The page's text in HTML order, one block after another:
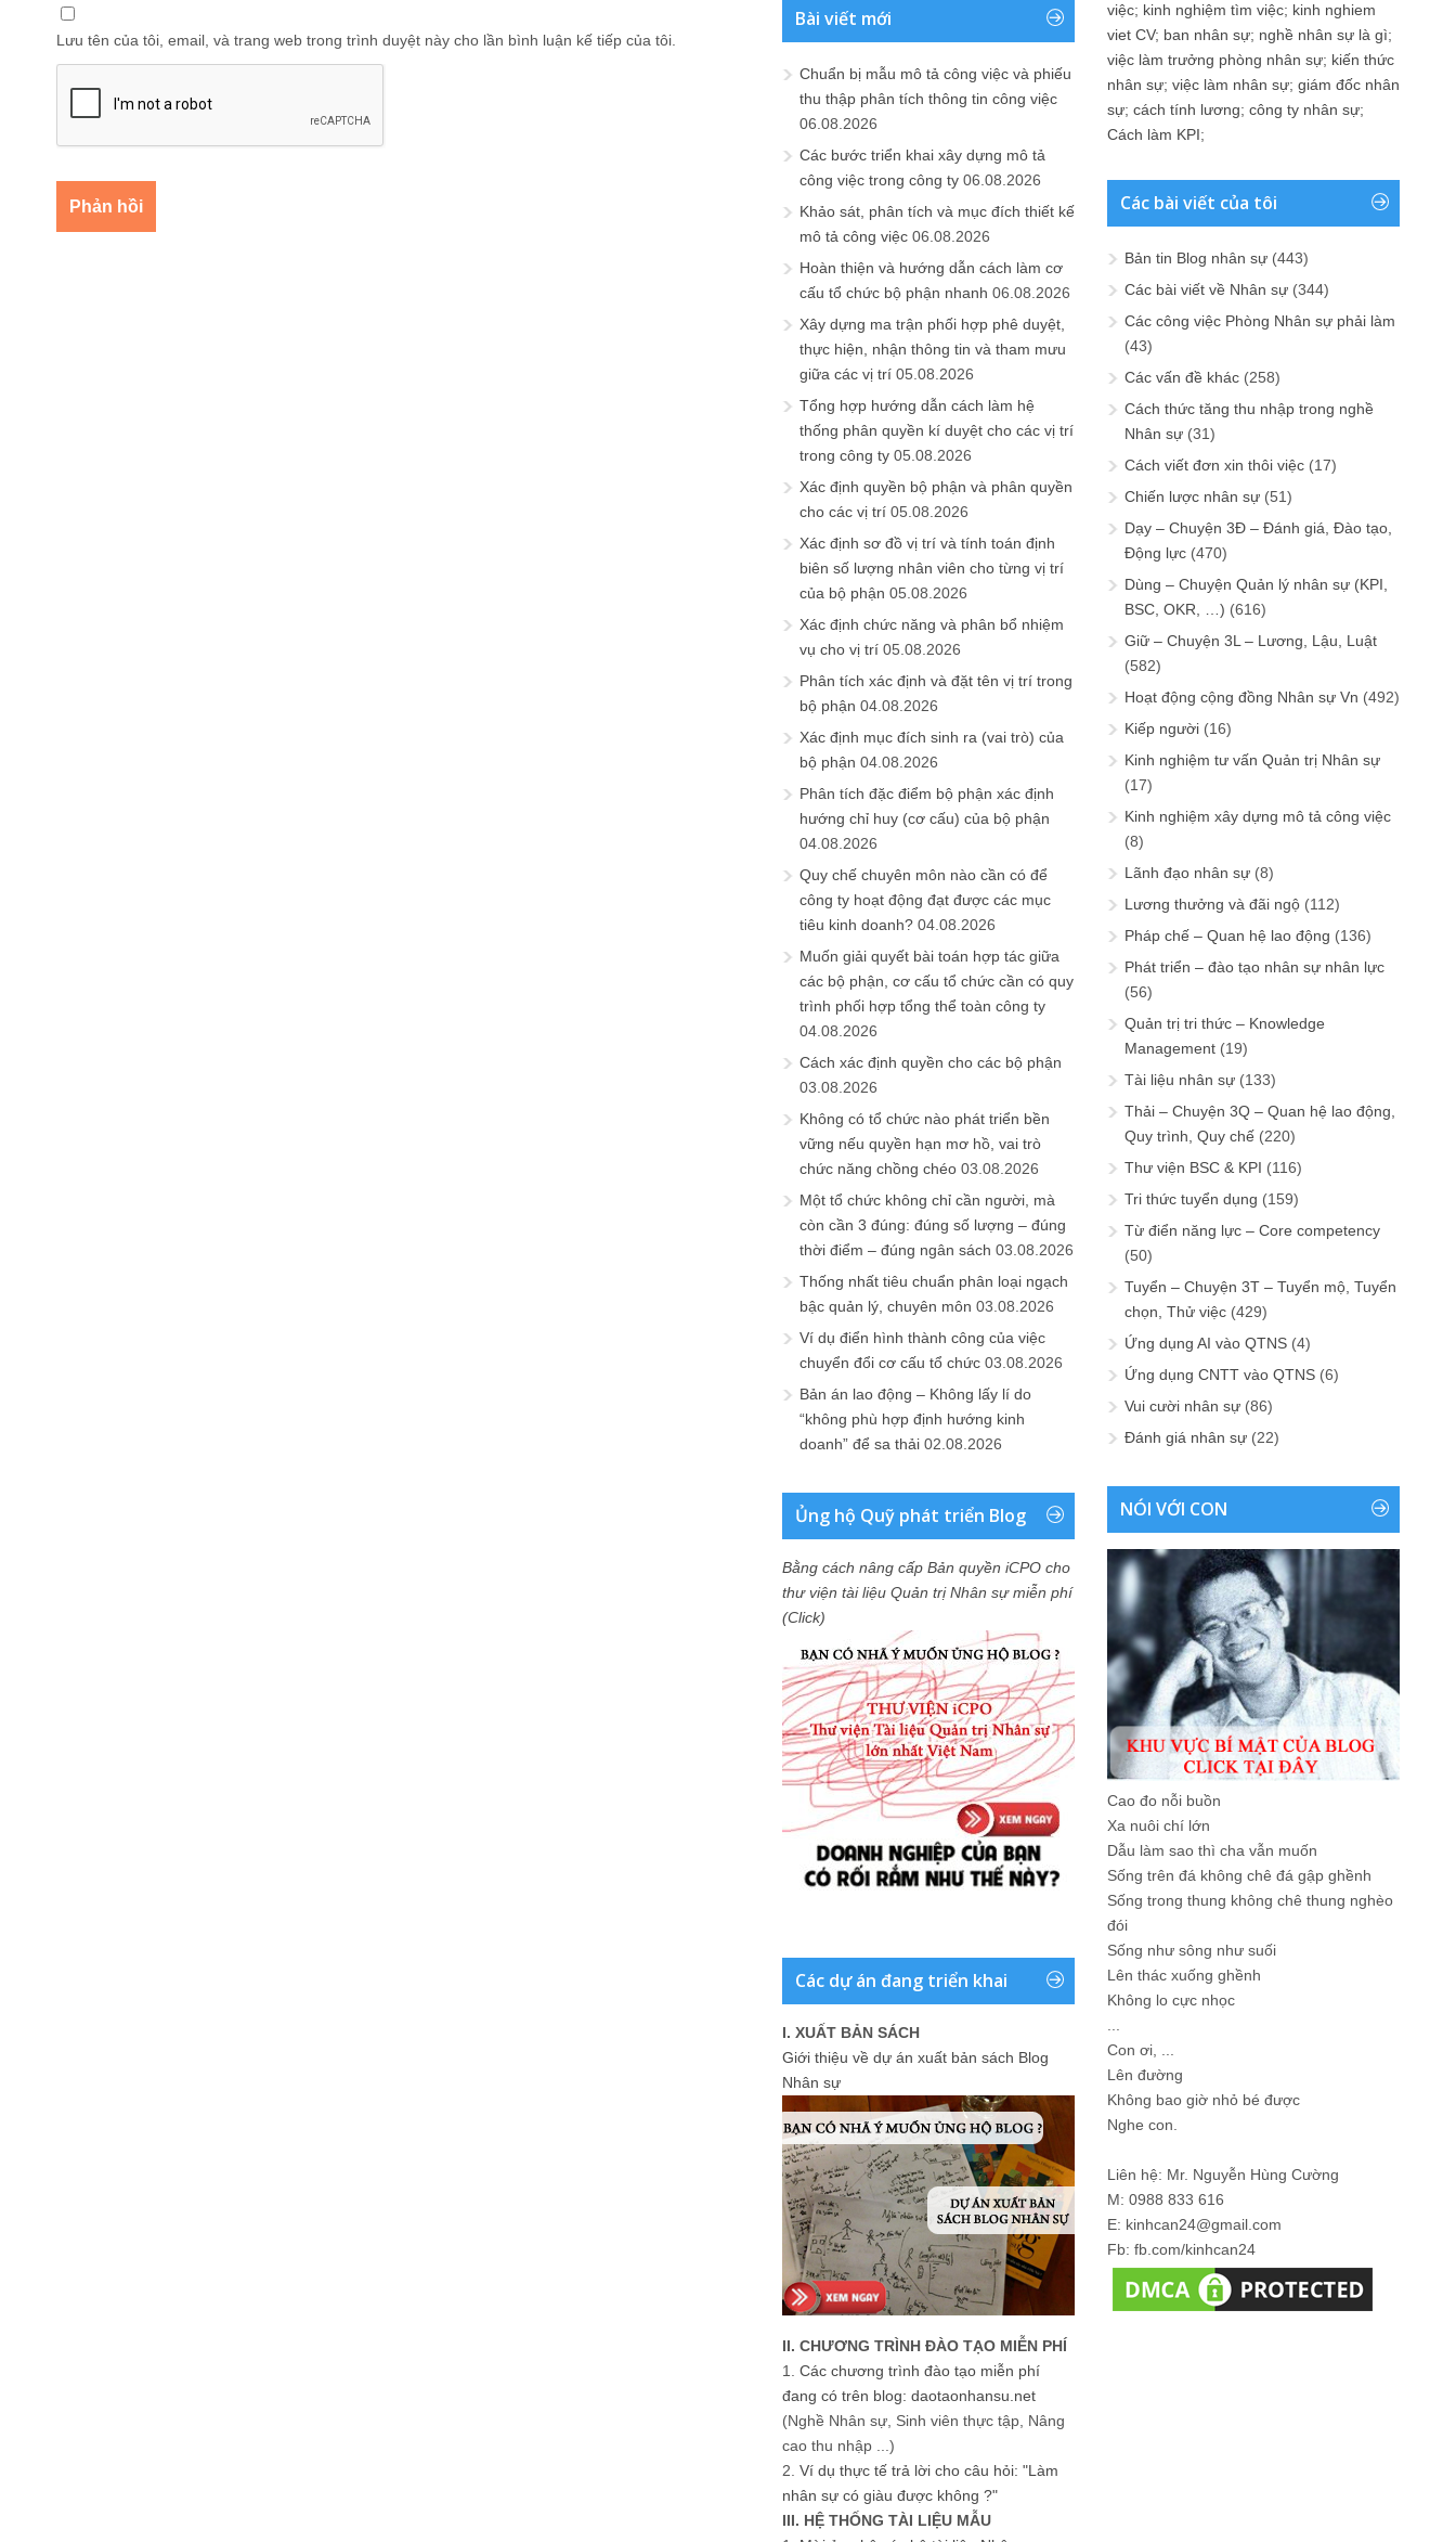
Lưu tên của tôi, email, và trang web trong trình duyệt này cho lần bình luận kế tiếp của tôi.
Bài viết mới
Chuẩn bị mẫu mô tả công việc và phiếu
thu thập phân tích thông tin công việc
06.08.2026
Các bước triển khai xây dựng mô tả
công việc trong công ty 06.08.2026
Khảo sát, phân tích và mục đích thiết kế
mô tả công việc 06.08.2026
Hoàn thiện và hướng dẫn cách làm cơ
cấu tổ chức bộ phận nhanh 06.08.2026
Xây dựng ma trận phối hợp phê duyệt,
thực hiện, nhận thông tin và tham mưu
giữa các vị trí 05.08.2026
Tổng hợp hướng dẫn cách làm hệ
thống phân quyền kí duyệt cho các vị trí
trong công ty 05.08.2026
Xác định quyền bộ phận và phân quyền
cho các vị trí 05.08.2026
Xác định sơ đồ vị trí và tính toán định
biên số lượng nhân viên cho từng vị trí
của bộ phận 05.08.2026
Xác định chức năng và phân bổ nhiệm
vụ cho vị trí 05.08.2026
Phân tích xác định và đặt tên vị trí trong
bộ phận 04.08.2026
Xác định mục đích sinh ra (vai trò) của
bộ phận 04.08.2026
Phân tích đặc điểm bộ phận xác định
hướng chỉ huy (cơ cấu) của bộ phận
04.08.2026
Quy chế chuyên môn nào cần có để
công ty hoạt động đạt được các mục
tiêu kinh doanh? 04.08.2026
Muốn giải quyết bài toán hợp tác giữa
các bộ phận, cơ cấu tổ chức cần có quy
trình phối hợp tổng thể toàn công ty
04.08.2026
Cách xác định quyền cho các bộ phận
03.08.2026
Không có tổ chức nào phát triển bền
vững nếu quyền hạn mơ hồ, vai trò
chức năng chồng chéo 03.08.2026
Một tổ chức không chỉ cần người, mà
còn cần 3 đúng: đúng số lượng – đúng
thời điểm – đúng ngân sách 03.08.2026
Thống nhất tiêu chuẩn phân loại ngạch
bậc quản lý, chuyên môn 03.08.2026
Ví dụ điển hình thành công của việc
chuyển đổi cơ cấu tổ chức 03.08.2026
Bản án lao động – Không lấy lí do
“không phù hợp định hướng kinh
doanh” để sa thải 02.08.2026
Ủng hộ Quỹ phát triển Blog
Bằng cách nâng cấp Bản quyền iCPO cho
thư viện tài liệu Quản trị Nhân sự miễn phí
(Click)
Các dự án đang triển khai
I. XUẤT BẢN SÁCH
Giới thiệu về dự án xuất bản sách Blog
Nhân sự
II. CHƯƠNG TRÌNH ĐÀO TẠO MIỄN PHÍ
1. Các chương trình đào tạo miễn phí
đang có trên blog: daotaonhansu.net
(Nghề Nhân sự, Sinh viên thực tập, Nâng
cao thu nhập ...)
2. Ví dụ thực tế trả lời cho câu hỏi: "Làm
nhân sự có giàu được không ?"
III. HỆ THỐNG TÀI LIỆU MẪU
việc; kinh nghiệm tìm việc; kinh nghiem
viet CV; ban nhân sự; nghề nhân sự là gì;
việc làm trưởng phòng nhân sự; kiến thức
nhân sự; việc làm nhân sự; giám đốc nhân
sự; cách tính lương; công ty nhân sự;
Cách làm KPI;
Các bài viết của tôi
Bản tin Blog nhân sự (443)
Các bài viết về Nhân sự (344)
Các công việc Phòng Nhân sự phải làm
(43)
Các vấn đề khác (258)
Cách thức tăng thu nhập trong nghề
Nhân sự (31)
Cách viết đơn xin thôi việc (17)
Chiến lược nhân sự (51)
Dạy – Chuyện 3Đ – Đánh giá, Đào tạo,
Động lực (470)
Dùng – Chuyện Quản lý nhân sự (KPI,
BSC, OKR, …) (616)
Giữ – Chuyện 3L – Lương, Lậu, Luật
(582)
Hoạt động cộng đồng Nhân sự Vn (492)
Kiếp người (16)
Kinh nghiệm tư vấn Quản trị Nhân sự
(17)
Kinh nghiệm xây dựng mô tả công việc
(8)
Lãnh đạo nhân sự (8)
Lương thưởng và đãi ngộ (112)
Pháp chế – Quan hệ lao động (136)
Phát triển – đào tạo nhân sự nhân lực
(56)
Quản trị tri thức – Knowledge
Management (19)
Tài liệu nhân sự (133)
Thải – Chuyện 3Q – Quan hệ lao động,
Quy trình, Quy chế (220)
Thư viện BSC & KPI (116)
Tri thức tuyển dụng (159)
Từ điển năng lực – Core competency
(50)
Tuyển – Chuyện 3T – Tuyển mộ, Tuyển
chọn, Thử việc (429)
Ứng dụng AI vào QTNS (4)
Ứng dụng CNTT vào QTNS (6)
Vui cười nhân sự (86)
Đánh giá nhân sự (22)
NÓI VỚI CON
Cao đo nỗi buồn
Xa nuôi chí lớn
Dẫu làm sao thì cha vẫn muốn
Sống trên đá không chê đá gập ghềnh
Sống trong thung không chê thung nghèo
đói
Sống như sông như suối
Lên thác xuống ghềnh
Không lo cực nhọc
Con ơi, ...
Lên đường
Không bao giờ nhỏ bé được
Nghe con.
Liên hệ: Mr. Nguyễn Hùng Cường
M: 0988 833 616
E: kinhcan24@gmail.com
Fb: fb.com/kinhcan24